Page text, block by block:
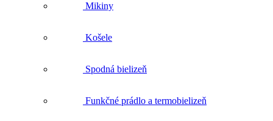
Mikiny
Košele
Spodná bielizeň
Funkčné prádlo a termobielizeň